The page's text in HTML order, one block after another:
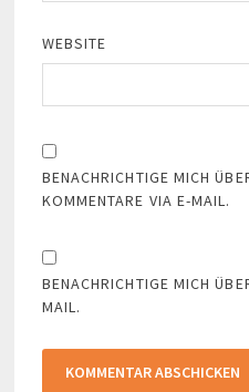
WEBSITE
BENACHRICHTIGE MICH
KOMMENTARE VIA E-MAIL.
BENACHRICHTIGE MICH
MAIL.